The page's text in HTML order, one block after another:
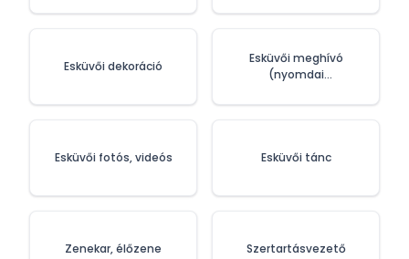
Esküvői dekoráció
Esküvői fotós, videós
Zenekar, élőzene
Esküvői meghívó
(nyomdai
Esküvői tánc
Szertartásvezető